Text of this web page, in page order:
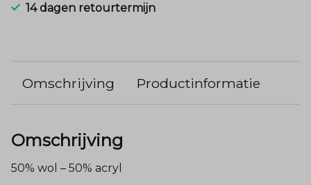
14 dagen retourtermijn
Omschrijving Productinformatie
Omschrijving
50% wol – 50% acryl